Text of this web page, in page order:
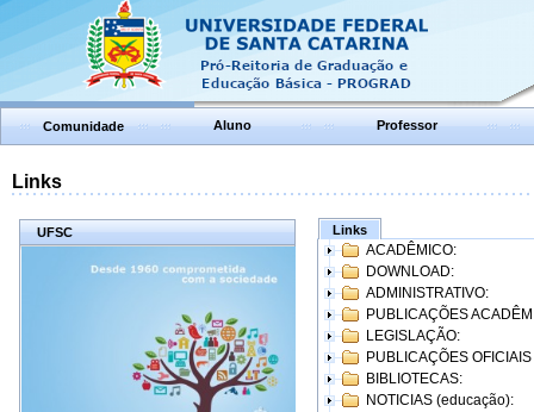
Comunidade Aluno Professor
Links
UFSC Links
ACADÊMICO:
DOWNLOAD:
ADMINISTRATIVO:
PUBLICAÇÕES
LEGISLAÇÃO:
PUBLICAÇÕES
BIBLIOTECAS:
NOTICIAS (educação):